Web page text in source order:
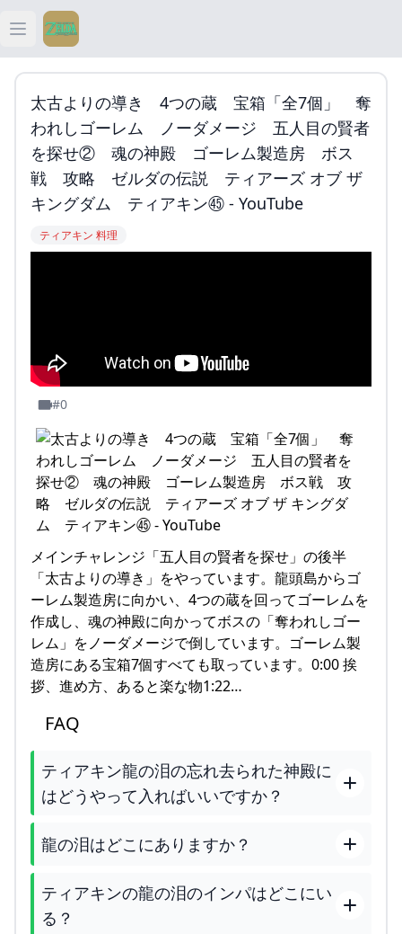
Open main menu
ティアキン
ティアキン 祠
ティアキン 武器
ティアキン 攻略
太古よりの導き 4つの蔵 宝箱「全7個」 奪
われしゴーレム ノーダメージ 五人目の賢者
を探せ② 魂の神殿 ゴーレム製造房 ボス
戦 攻略 ゼルダの伝説 ティアーズ オブ ザ
キングダム ティアキン㊺ - YouTube
ティアキン 料理
#0
メインチャレンジ「五人目の賢者を探せ」の後半
「太古よりの導き」をやっています。龍頭島からゴ
ーレム製造房に向かい、4つの蔵を回ってゴーレムを
作成し、魂の神殿に向かってボスの「奪われしゴー
レム」をノーダメージで倒しています。ゴーレム製
造房にある宝箱7個すべても取っています。0:00 挨
拶、進め方、あると楽な物1:22…
FAQ
ティアキン龍の泪の忘れ去られた神殿に
はどうやって入ればいいですか？
龍の泪はどこにありますか？
ティアキンの龍の泪のインパはどこにい
る？